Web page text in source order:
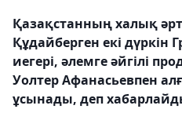
Қазақстанның халық
Құдайберген екі
иегері, әлемге әйгілі
Уолтер Афанасьевпен
ұсынады, деп